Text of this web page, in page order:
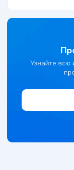
Узнайте всю